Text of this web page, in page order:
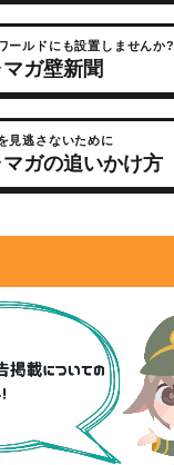
ールドにも設置しませんか?
ガ壁新聞
見逃さないために
ガの追いかけ方